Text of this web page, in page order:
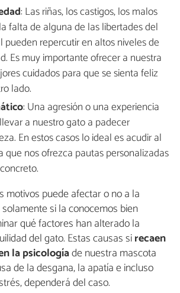
: Las riñas, los castigos, los malos
falta de alguna de las libertades del
pueden repercutir en altos niveles de
Es muy importante ofrecer a nuestra
cuidados para que se sienta feliz
lado.
: Una agresión o una experiencia
a nuestro gato a padecer
En estos casos lo ideal es acudir al
que nos ofrezca pautas personalizadas
motivos puede afectar o no a la
si la conocemos bien
qué factores han alterado la
del gato. Estas causas sirecaen
la psicologíade nuestra mascota
de la desgana, la apatía e incluso
dependerá del caso.